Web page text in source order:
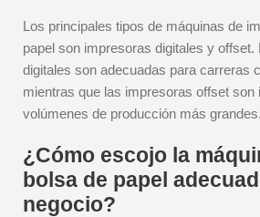
Los principales tipos de máquinas de
papel son impresoras digitales y offset.
digitales son adecuadas para carreras
mientras que las impresoras offset son
volúmenes de producción más grandes.
¿Cómo escojo la
bolsa de papel
negocio?